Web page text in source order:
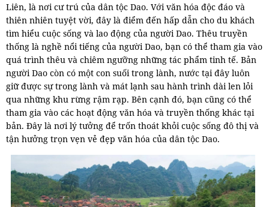
Liên, là nơi cư trú của dân tộc Dao. Với văn hóa độc đáo và
thiên nhiên tuyệt vời, đây là điểm đến hấp dẫn cho du khách
tìm hiểu cuộc sống và lao động của người Dao. Thêu truyền
thống là nghề nổi tiếng của người Dao, bạn có thể tham gia vào
quá trình thêu và chiêm ngưỡng những tác phẩm tinh tế. Bản
người Dao còn có một con suối trong lành, nước tại đây luôn
giữ được sự trong lành và mát lạnh sau hành trình dài len lỏi
qua những khu rừng rậm rạp. Bên cạnh đó, bạn cũng có thể
tham gia vào các hoạt động văn hóa và truyền thống khác tại
bản. Đây là nơi lý tưởng để trốn thoát khỏi cuộc sống đô thị và
tận hưởng trọn vẹn vẻ đẹp văn hóa của dân tộc Dao.